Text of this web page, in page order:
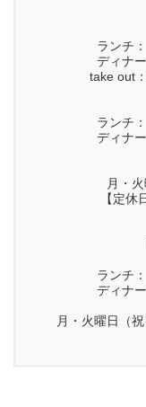
ランチ
ディナ
take out
ランチ
ディナ
月・
【定休
ランチ
ディナ
月・火曜日（